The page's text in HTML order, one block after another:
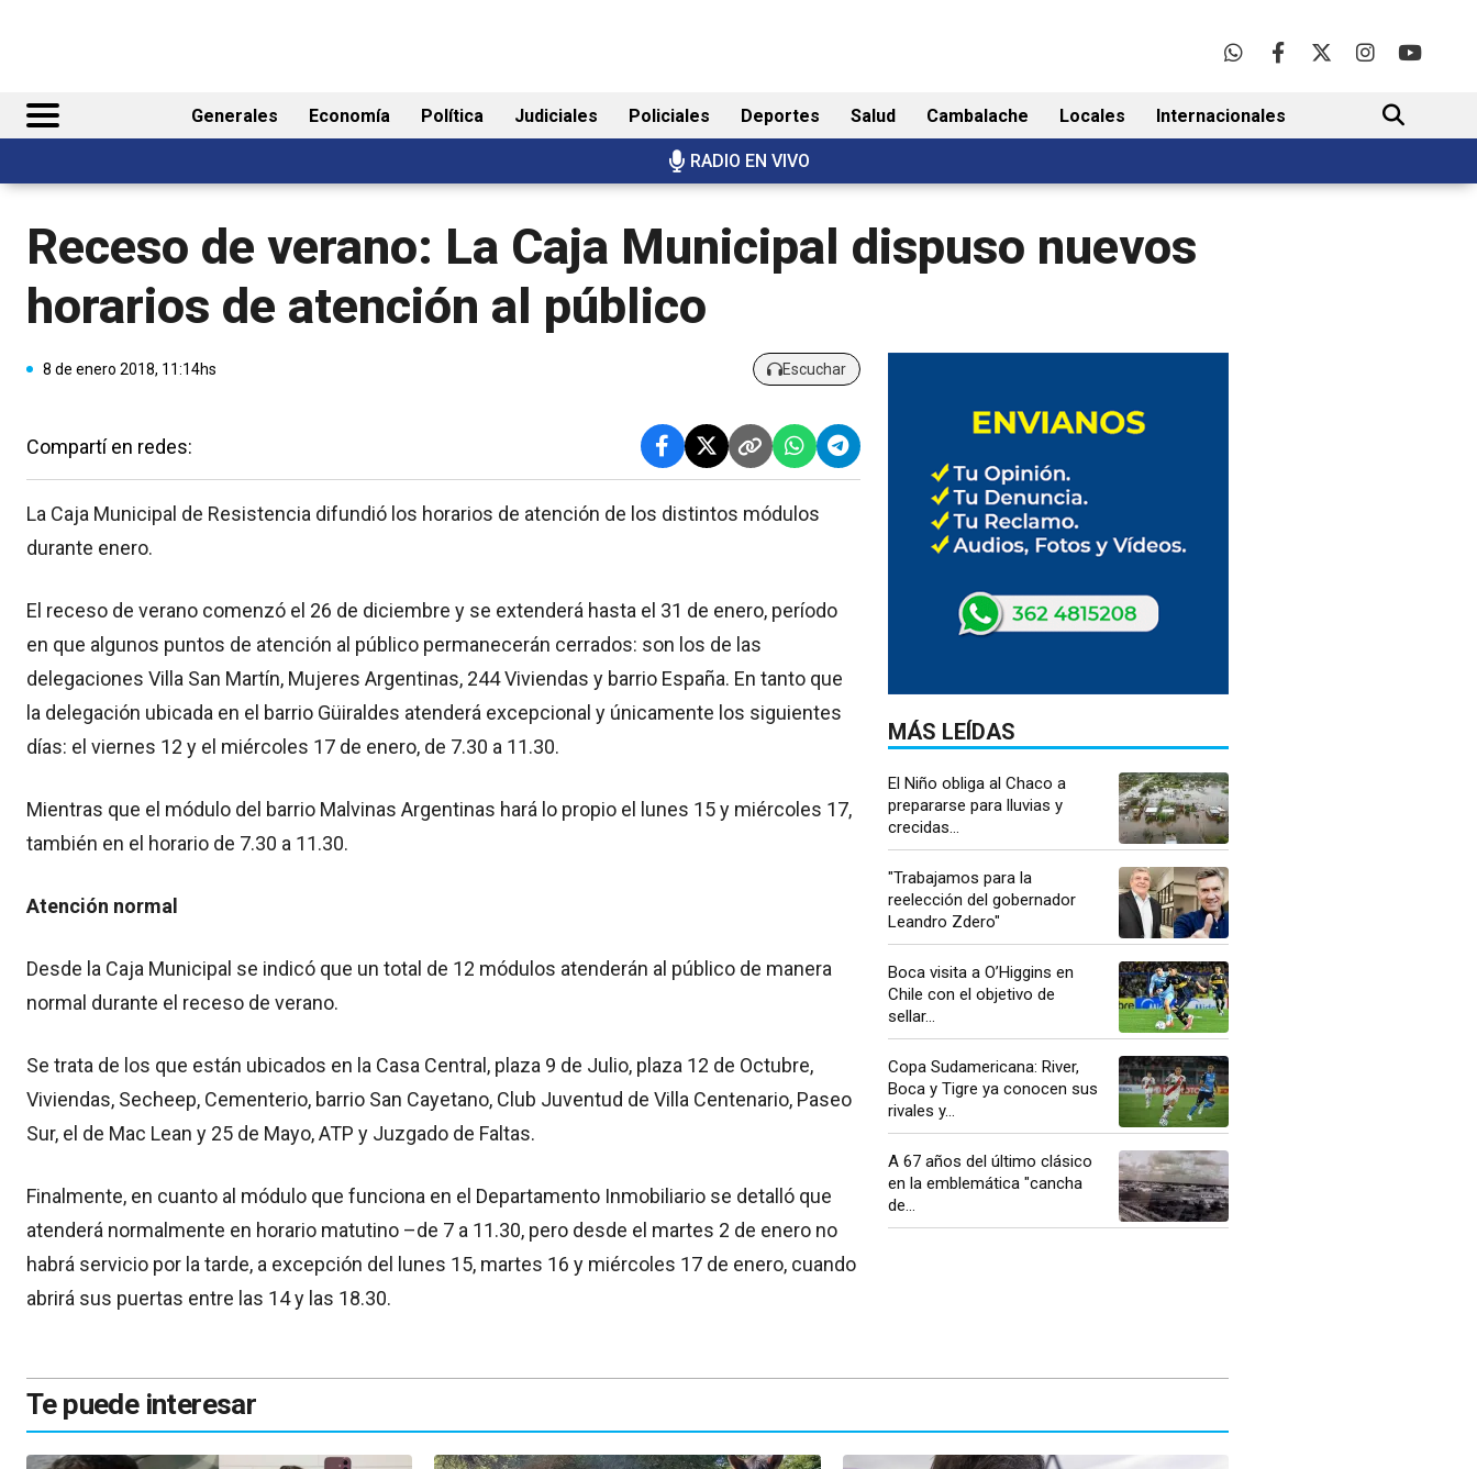
Generales Economía Política Judiciales Policiales Deportes Salud Cambalache Locales Internacionales
RADIO EN VIVO
BUSCAR
Receso de verano: La Caja Municipal dispuso nuevos
horarios de atención al público
8 de enero 2018, 11:14hs Escuchar
Compartí en redes:
La Caja Municipal de Resistencia difundió los horarios de atención de los distintos módulos
durante enero.
El receso de verano comenzó el 26 de diciembre y se extenderá hasta el 31 de enero, período
en que algunos puntos de atención al público permanecerán cerrados: son los de las
delegaciones Villa San Martín, Mujeres Argentinas, 244 Viviendas y barrio España. En tanto que
la delegación ubicada en el barrio Güiraldes atenderá excepcional y únicamente los siguientes
días: el viernes 12 y el miércoles 17 de enero, de 7.30 a 11.30.
Mientras que el módulo del barrio Malvinas Argentinas hará lo propio el lunes 15 y miércoles 17,
también en el horario de 7.30 a 11.30.
Atención normal
Desde la Caja Municipal se indicó que un total de 12 módulos atenderán al público de manera
normal durante el receso de verano.
Se trata de los que están ubicados en la Casa Central, plaza 9 de Julio, plaza 12 de Octubre,
Viviendas, Secheep, Cementerio, barrio San Cayetano, Club Juventud de Villa Centenario, Paseo
Sur, el de Mac Lean y 25 de Mayo, ATP y Juzgado de Faltas.
Finalmente, en cuanto al módulo que funciona en el Departamento Inmobiliario se detalló que
atenderá normalmente en horario matutino –de 7 a 11.30, pero desde el martes 2 de enero no
habrá servicio por la tarde, a excepción del lunes 15, martes 16 y miércoles 17 de enero, cuando
abrirá sus puertas entre las 14 y las 18.30.
MÁS LEÍDAS
El Niño obliga al Chaco a
prepararse para lluvias y
crecidas...
"Trabajamos para la
reelección del gobernador
Leandro Zdero"
Boca visita a O’Higgins en
Chile con el objetivo de
sellar...
Copa Sudamericana: River,
Boca y Tigre ya conocen sus
rivales y...
A 67 años del último clásico
en la emblemática "cancha
de...
Te puede interesar